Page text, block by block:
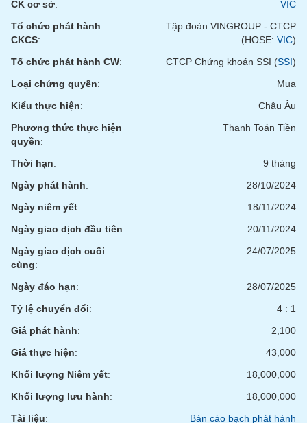
CK cơ sở:
VIC
Tổ chức phát hành
CKCS:
Tập đoàn VINGROUP - CTCP
(HOSE: VIC)
Tổ chức phát hành CW: CTCP Chứng khoán SSI (SSI)
Loại chứng quyền:
Mua
Kiểu thực hiện:
Châu Âu
Phương thức thực hiện
quyền:
Thanh Toán Tiền
Thời hạn:
9 tháng
Ngày phát hành:
28/10/2024
Ngày niêm yết:
18/11/2024
Ngày giao dịch đầu tiên:
20/11/2024
Ngày giao dịch cuối
cùng:
24/07/2025
Ngày đáo hạn:
28/07/2025
Tỷ lệ chuyển đổi:
4 : 1
Giá phát hành:
2,100
Giá thực hiện:
43,000
Khối lượng Niêm yết:
18,000,000
Khối lượng lưu hành:
18,000,000
Tài liệu: Bản cáo bạch phát hành
giả
(-)
cáo
phân
tích
(-)
Thuật
(-)
Dịch
(-)
Đào
tạo
Sách
chính